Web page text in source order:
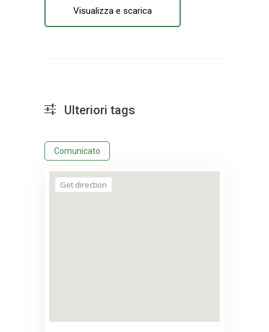
Visualizza e scarica
Ulteriori tags
Comunicato
Get direction